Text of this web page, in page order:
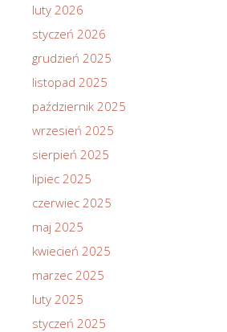
luty 2026
styczeń 2026
grudzień 2025
listopad 2025
październik 2025
wrzesień 2025
sierpień 2025
lipiec 2025
czerwiec 2025
maj 2025
kwiecień 2025
marzec 2025
luty 2025
styczeń 2025